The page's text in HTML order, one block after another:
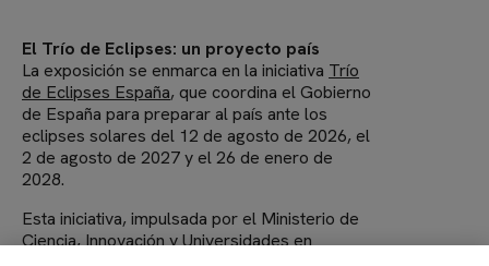
El Trío de Eclipses: un proyecto país
La exposición se enmarca en la iniciativa Trío
de Eclipses España, que coordina el Gobierno
de España para preparar al país ante los
eclipses solares del 12 de agosto de 2026, el
2 de agosto de 2027 y el 26 de enero de
2028.
Esta iniciativa, impulsada por el Ministerio de
Ciencia, Innovación y Universidades en